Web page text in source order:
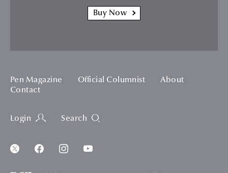
Buy Now
Pen Magazine Official Columnist
About
Contact
Login Search